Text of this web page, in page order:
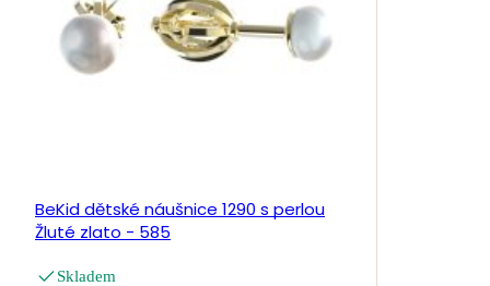
BeKid dětské náušnice 1290 s perlou
Žluté zlato - 585
Skladem